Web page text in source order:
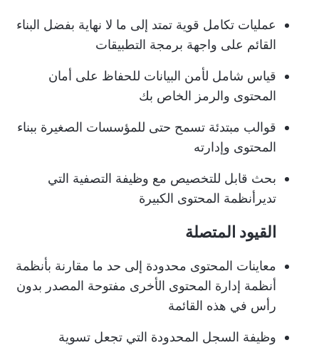
عمليات تكامل قوية تمتد إلى ما لا نهاية بفضل البناء
القائم على واجهة برمجة التطبيقات
قياس شامل لأمن البيانات للحفاظ على أمان
المحتوى والرمز الخاص بك
قوالب مبتدئة تسمح حتى للمؤسسات الصغيرة ببناء
المحتوى وإدارته
بحث قابل للتخصيص مع وظيفة التصفية التي
تدير أنظمة المحتوى الكبيرة
القيود المتصلة
معاينات المحتوى محدودة إلى حد ما مقارنة بأنظمة
أنظمة إدارة المحتوى الأخرى مفتوحة المصدر بدون
رأس في هذه القائمة
وظيفة السجل المحدودة التي تجعل تسوية